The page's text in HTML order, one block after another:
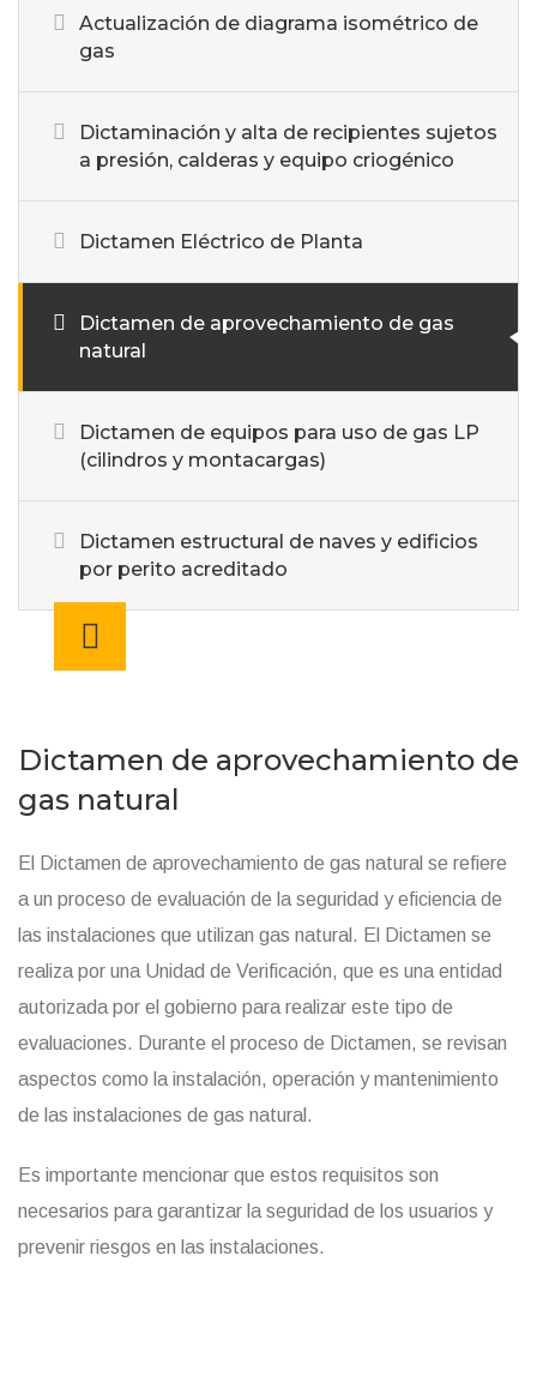
Actualización de diagrama isométrico de
gas
Dictaminación y alta de recipientes sujetos
a presión, calderas y equipo criogénico
Dictamen Eléctrico de Planta
Dictamen de aprovechamiento de gas
natural
Dictamen de equipos para uso de gas LP
(cilindros y montacargas)
Dictamen estructural de naves y edificios
por perito acreditado
Dictamen de aprovechamiento de
gas natural
El Dictamen de aprovechamiento de gas natural se refiere
a un proceso de evaluación de la seguridad y eficiencia de
las instalaciones que utilizan gas natural. El Dictamen se
realiza por una Unidad de Verificación, que es una entidad
autorizada por el gobierno para realizar este tipo de
evaluaciones. Durante el proceso de Dictamen, se revisan
aspectos como la instalación, operación y mantenimiento
de las instalaciones de gas natural.
Es importante mencionar que estos requisitos son
necesarios para garantizar la seguridad de los usuarios y
prevenir riesgos en las instalaciones.